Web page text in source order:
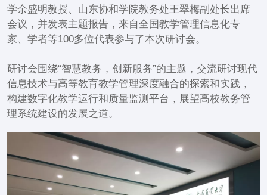
学余盛明教授、山东协和学院教务处王翠梅副处长出席
会议，并发表主题报告，来自全国教学管理信息化专
家、学者等100多位代表参与了本次研讨会。
研讨会围绕“智慧教务，创新服务”的主题，交流研讨现代
信息技术与高等教育教学管理深度融合的探索和实践，
构建数字化教学运行和质量监测平台，展望高校教务管
理系统建设的发展之道。